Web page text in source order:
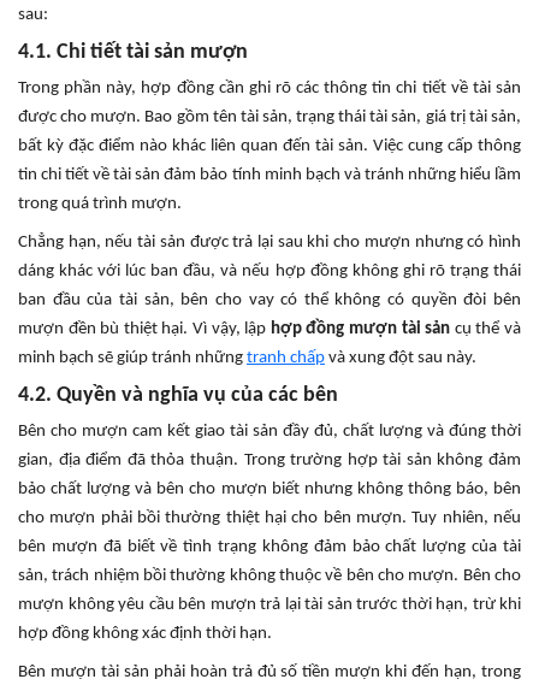
sau:
4.1. Chi tiết tài sản mượn
Trong phần này, hợp đồng cần ghi rõ các thông tin chi tiết về tài sản
được cho mượn. Bao gồm tên tài sản, trạng thái tài sản, giá trị tài sản,
bất kỳ đặc điểm nào khác liên quan đến tài sản. Việc cung cấp thông
tin chi tiết về tài sản đảm bảo tính minh bạch và tránh những hiểu lầm
trong quá trình mượn.
Chẳng hạn, nếu tài sản được trả lại sau khi cho mượn nhưng có hình
dáng khác với lúc ban đầu, và nếu hợp đồng không ghi rõ trạng thái
ban đầu của tài sản, bên cho vay có thể không có quyền đòi bên
mượn đền bù thiệt hại. Vì vậy, lập hợp đồng mượn tài sản cụ thể và
minh bạch sẽ giúp tránh những tranh chấp và xung đột sau này.
4.2. Quyền và nghĩa vụ của các bên
Bên cho mượn cam kết giao tài sản đầy đủ, chất lượng và đúng thời
gian, địa điểm đã thỏa thuận. Trong trường hợp tài sản không đảm
bảo chất lượng và bên cho mượn biết nhưng không thông báo, bên
cho mượn phải bồi thường thiệt hại cho bên mượn. Tuy nhiên, nếu
bên mượn đã biết về tình trạng không đảm bảo chất lượng của tài
sản, trách nhiệm bồi thường không thuộc về bên cho mượn. Bên cho
mượn không yêu cầu bên mượn trả lại tài sản trước thời hạn, trừ khi
hợp đồng không xác định thời hạn.
Bên mượn tài sản phải hoàn trả đủ số tiền mượn khi đến hạn, trong